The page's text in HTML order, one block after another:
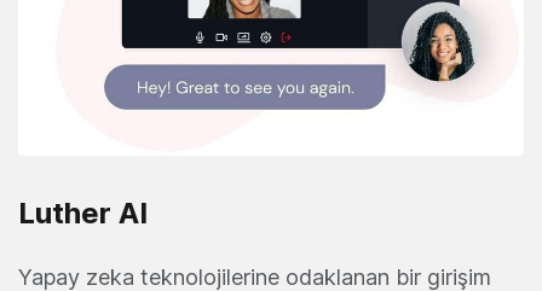
Luther AI
Yapay zeka teknolojilerine odaklanan bir girişim